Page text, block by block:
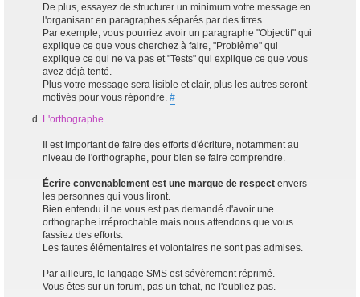
De plus, essayez de structurer un minimum votre message en
l'organisant en paragraphes séparés par des titres.
Par exemple, vous pourriez avoir un paragraphe "Objectif" qui
explique ce que vous cherchez à faire, "Problème" qui
explique ce qui ne va pas et "Tests" qui explique ce que vous
avez déjà tenté.
Plus votre message sera lisible et clair, plus les autres seront
motivés pour vous répondre. #
L'orthographe
Il est important de faire des efforts d'écriture, notamment au
niveau de l'orthographe, pour bien se faire comprendre.
Écrire convenablement est une marque de respect envers
les personnes qui vous liront.
Bien entendu il ne vous est pas demandé d'avoir une
orthographe irréprochable mais nous attendons que vous
fassiez des efforts.
Les fautes élémentaires et volontaires ne sont pas admises.
Par ailleurs, le langage SMS est sévèrement réprimé.
Vous êtes sur un forum, pas un tchat, ne l'oubliez pas